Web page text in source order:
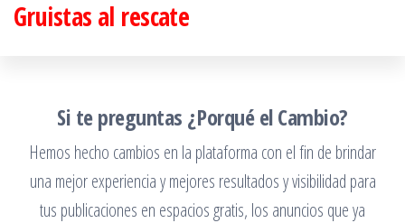
SaltarGruistas al rescate
Si te preguntas ¿Porqué el Cambio?
Hemos hecho cambios en la plataforma con el fin de brindar
una mejor experiencia y mejores resultados y visibilidad para
tus publicaciones en espacios gratis, los anuncios que ya